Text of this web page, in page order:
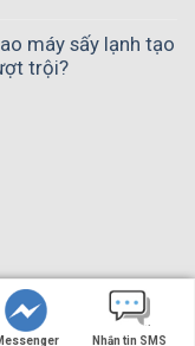
máy sấy lạnh tạo
trội?
. All rights reserved.
Nhắn tin SMS